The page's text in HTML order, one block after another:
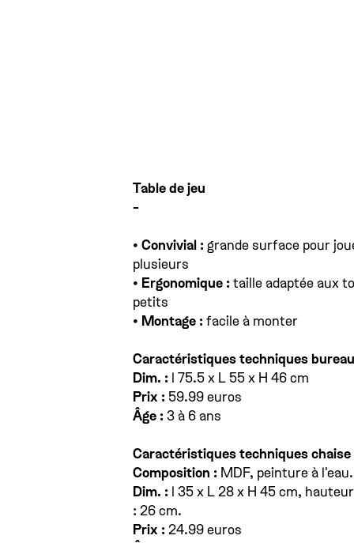
Table de jeu
-
• Convivial :grande surface pour
plusieurs
• Ergonomique :taille adaptée aux
petits
• Montage :facile à monter
Caractéristiques techniques
Dim. : l 75.5 x L 55 x H 46 cm
Prix : 59.99 euros
Âge :3 à 6 ans
Caractéristiques techniques chaise
Composition : MDF, peinture à l'eau.
Dim. : l 35 x L 28 x H 45 cm,
: 26 cm.
Prix : 24.99 euros